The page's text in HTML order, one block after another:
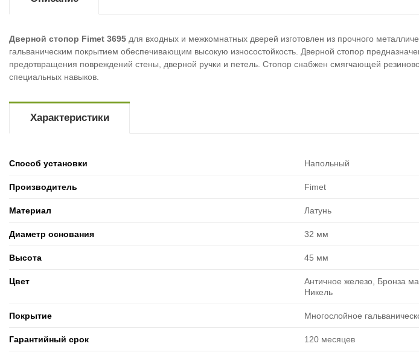
Дверной стопор Fimet 3695 для входных и межкомнатных дверей изготовлен из прочного
гальваническим покрытием обеспечивающим высокую износостойкость. Дверной стопор
предотвращения повреждений стены, дверной ручки и петель. Стопор снабжен смягчающей
специальных навыков.
Характеристики
Способ установки Напольный
Производитель Fimet
Материал Латунь
Диаметр основания 32 мм
Высота 45 мм
Цвет
Античное железо, Бронза
Никель
Покрытие Многослойное
Гарантийный срок 120 месяцев